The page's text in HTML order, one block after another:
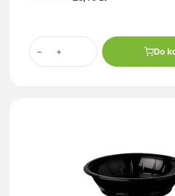
Do